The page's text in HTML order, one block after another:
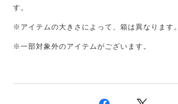
す。
※アイテムの大きさによって、箱は異なります。
※一部対象外のアイテムがございます。